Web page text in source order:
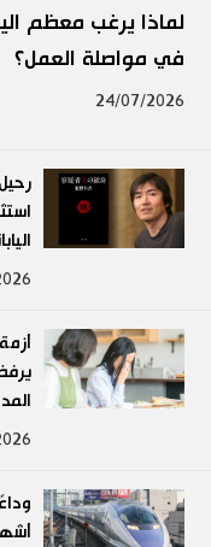
لماذا يرغب معظم
في مواصلة العمل؟
24/07/2026